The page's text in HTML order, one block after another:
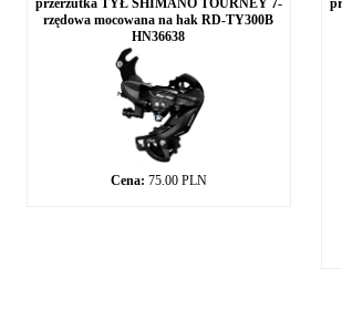
przerzutka TYŁ SHIMANO TOURNEY 7-
rzędowa mocowana na hak RD-TY300B
HN36638
Cena: 75.00 PLN